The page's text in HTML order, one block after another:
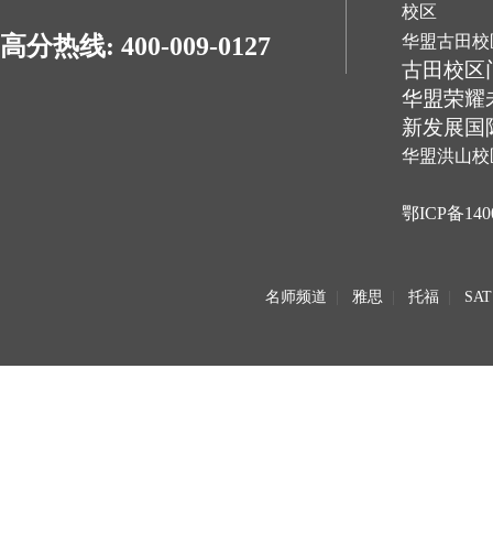
高分热线: 400-009-0127
校区
华盟古田
古田校区
华盟荣耀
新发展国
华盟洪山
鄂ICP备
名师频道 雅思 托福 SAT